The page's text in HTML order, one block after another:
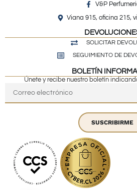
V&P
Viana 915, oficina 215,
SOLICITAR
SEGUIMIENTO DE
BOLETÍN
Únete y recibe nuestro boletín
SUSCRIBIRME